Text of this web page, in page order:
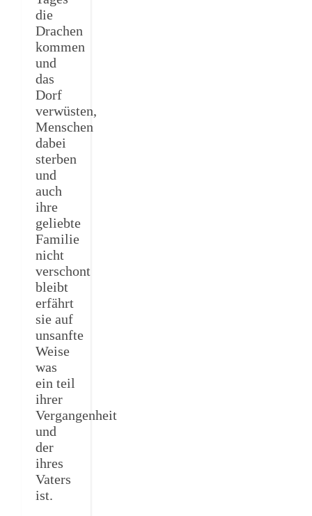
die
Drachen
kommen
und
das
Dorf
verwüsten,
Menschen
dabei
sterben
und
auch
ihre
geliebte
Familie
nicht
verschont
bleibt
erfährt
sie auf
unsanfte
Weise
was
ein teil
ihrer
Vergangenheit
und
der
ihres
Vaters
ist.